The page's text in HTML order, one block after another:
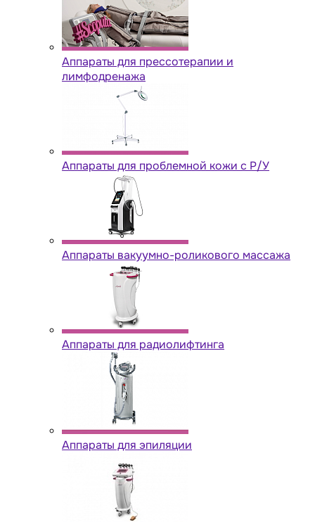
Аппараты для прессотерапии и
лимфодренажа
Аппараты для проблемной кожи с Р/У
Аппараты вакуумно-роликового массажа
Аппараты для радиолифтинга
Аппараты для эпиляции